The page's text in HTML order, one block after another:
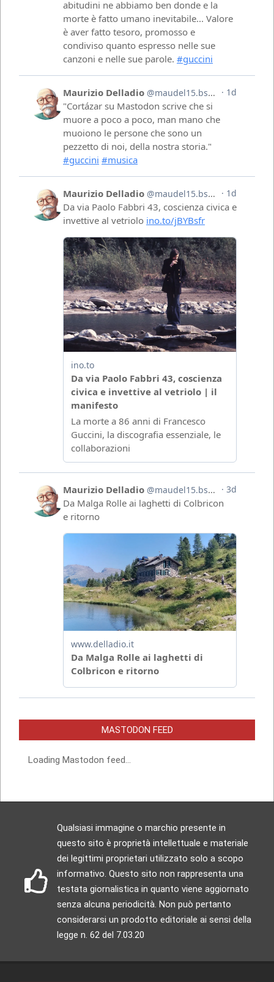
MASTODON FEED
Loading Mastodon feed...
Qualsiasi immagine o marchio presente in
questo sito è proprietà intellettuale e materiale
dei legittimi proprietari utilizzato solo a scopo
informativo. Questo sito non rappresenta una
testata giornalistica in quanto viene aggiornato
senza alcuna periodicità. Non può pertanto
considerarsi un prodotto editoriale ai sensi della
legge n. 62 del 7.03.20